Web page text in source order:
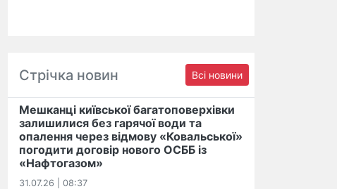
Стрічка новин Всі новини
Мешканці київської багатоповерхівки
залишилися без гарячої води та
опалення через відмову «Ковальської»
погодити договір нового ОСББ із
«Нафтогазом»
31.07.26 | 08:37